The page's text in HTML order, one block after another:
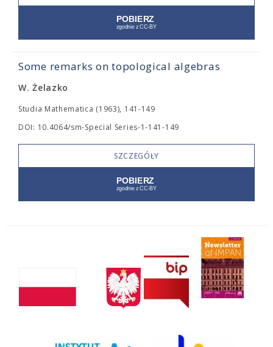
Some remarks on topological algebras
W. Żelazko
Studia Mathematica (1963), 141-149
DOI: 10.4064/sm-Special Series-1-141-149
SZCZEGÓŁY